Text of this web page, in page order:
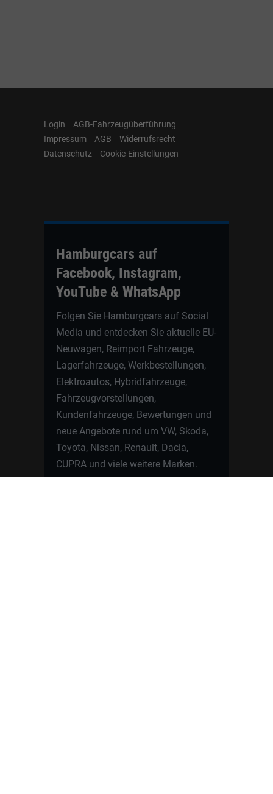
Login
AGB-Fahrzeugüberführung
Impressum
AGB
Widerrufsrecht
Datenschutz
Cookie-Einstellungen
Hamburgcars auf
Facebook, Instagram,
YouTube & WhatsApp
Folgen Sie Hamburgcars auf Social
Media und entdecken Sie aktuelle EU-
Neuwagen, Reimport Fahrzeuge,
Lagerfahrzeuge, Werkbestellungen,
Elektroautos, Hybridfahrzeuge,
Fahrzeugvorstellungen,
Kundenfahrzeuge, Bewertungen und
neue Angebote rund um VW, Skoda,
Toyota, Nissan, Renault, Dacia,
CUPRA und viele weitere Marken.